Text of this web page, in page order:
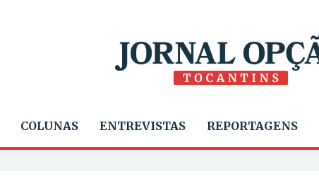
COLUNAS ENTREVISTAS REPORTAGENS